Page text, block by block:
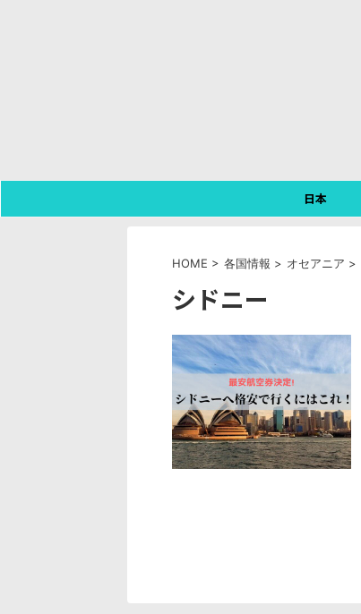
日本
HOME > 各国情報 > オセアニア >
シドニー